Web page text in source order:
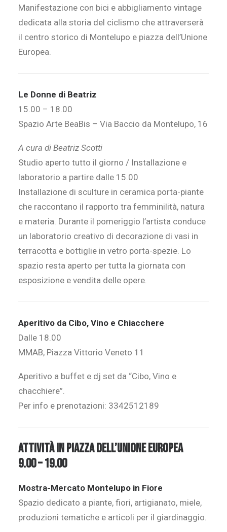
Manifestazione con bici e abbigliamento vintage
dedicata alla storia del ciclismo che attraverserà
il centro storico di Montelupo e piazza dell’Unione
Europea.
Le Donne di Beatriz
15.00 – 18.00
Spazio Arte BeaBis – Via Baccio da Montelupo, 16
A cura di Beatriz Scotti
Studio aperto tutto il giorno / Installazione e
laboratorio a partire dalle 15.00
Installazione di sculture in ceramica porta-piante
che raccontano il rapporto tra femminilità, natura
e materia. Durante il pomeriggio l’artista conduce
un laboratorio creativo di decorazione di vasi in
terracotta e bottiglie in vetro porta-spezie. Lo
spazio resta aperto per tutta la giornata con
esposizione e vendita delle opere.
Aperitivo da Cibo, Vino e Chiacchere
Dalle 18.00
MMAB, Piazza Vittorio Veneto 11
Aperitivo a buffet e dj set da “Cibo, Vino e
chacchiere”.
Per info e prenotazioni: 3342512189
ATTIVITÀ IN PIAZZA DELL’UNIONE EUROPEA
9.00 – 19.00
Mostra-Mercato Montelupo in Fiore
Spazio dedicato a piante, fiori, artigianato, miele,
produzioni tematiche e articoli per il giardinaggio.